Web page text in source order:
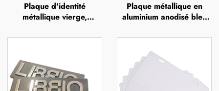
Plaque d'identité
métallique vierge,
en aluminium, badge
d'identité en acier
inoxydable
Plaque métallique en
aluminium anodisé bleu
avec impression UV,
sérigraphie ou impression
offset, plaque métallique
en relief portant le nom